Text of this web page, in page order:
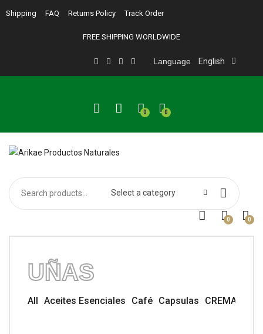
Shipping FAQ Returns Policy Track Order
FREE SHIPPING WORLDWIDE
Language English
0
0
Select a category
0
0
UÑAS
All Aceites Esenciales Café Capsulas CREMA TUBO